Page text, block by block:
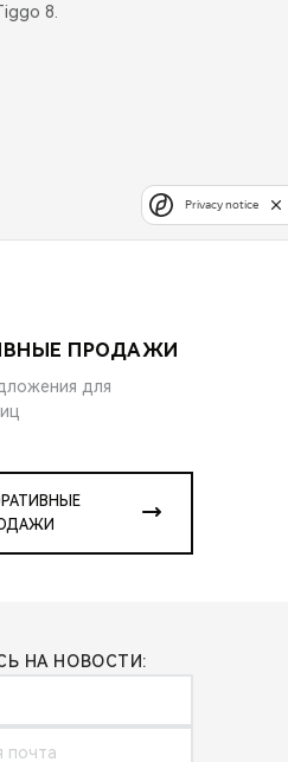
8.
ПРОДАЖИ
для
НА НОВОСТИ:
Privacy notice